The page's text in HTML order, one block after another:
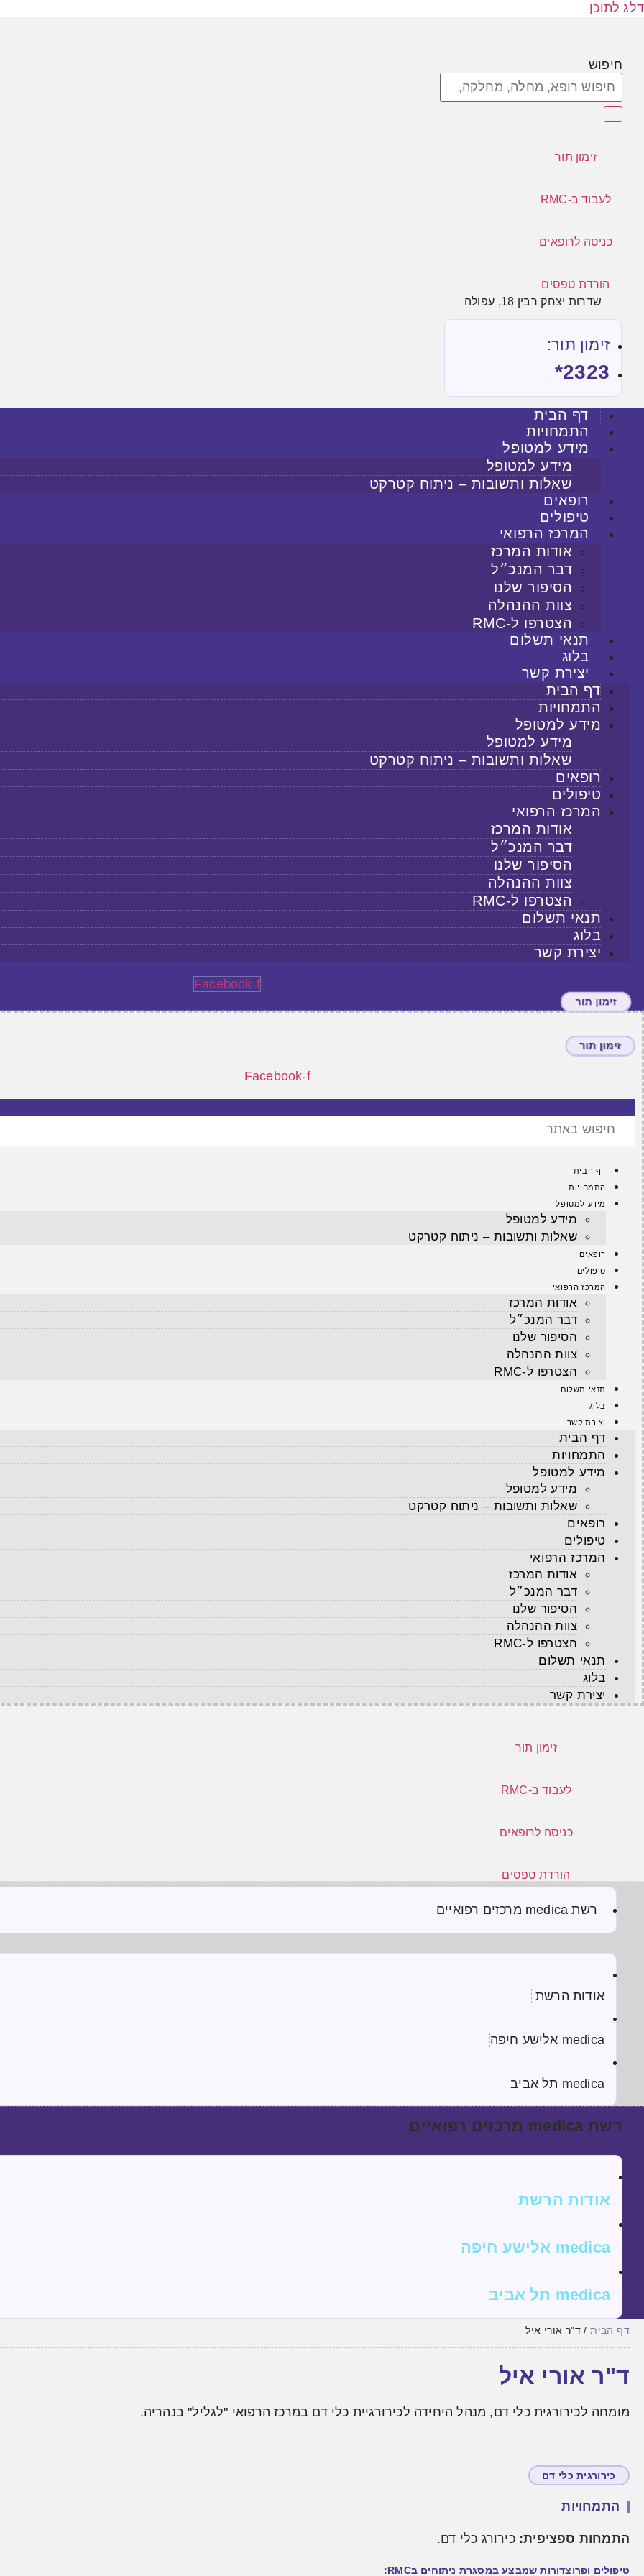
דלג לתוכן
חיפוש
זימון תור
לעבוד ב-RMC
כניסה לרופאים
הורדת טפסים
שדרות יצחק רבין 18, עפולה
זימון תור:
2323*
דף הבית
התמחויות
מידע למטופל
מידע למטופל
שאלות ותשובות – ניתוח קטרקט
רופאים
טיפולים
המרכז הרפואי
אודות המרכז
דבר המנכ״ל
הסיפור שלנו
צוות ההנהלה
הצטרפו ל-RMC
תנאי תשלום
בלוג
יצירת קשר
דף הבית
התמחויות
מידע למטופל
מידע למטופל
שאלות ותשובות – ניתוח קטרקט
רופאים
טיפולים
המרכז הרפואי
אודות המרכז
דבר המנכ״ל
הסיפור שלנו
צוות ההנהלה
הצטרפו ל-RMC
תנאי תשלום
בלוג
יצירת קשר
Facebook-f
זימון תור
זימון תור
Facebook-f
דף הבית
התמחויות
מידע למטופל
מידע למטופל
שאלות ותשובות – ניתוח קטרקט
רופאים
טיפולים
המרכז הרפואי
אודות המרכז
דבר המנכ״ל
הסיפור שלנו
צוות ההנהלה
הצטרפו ל-RMC
תנאי תשלום
בלוג
יצירת קשר
דף הבית
התמחויות
מידע למטופל
מידע למטופל
שאלות ותשובות – ניתוח קטרקט
רופאים
טיפולים
המרכז הרפואי
אודות המרכז
דבר המנכ״ל
הסיפור שלנו
צוות ההנהלה
הצטרפו ל-RMC
תנאי תשלום
בלוג
יצירת קשר
זימון תור
לעבוד ב-RMC
כניסה לרופאים
הורדת טפסים
רשת medica מרכזים רפואיים
אודות הרשת
medica אלישע חיפה
medica תל אביב
רשת medica מרכזים רפואיים
אודות הרשת
medica אלישע חיפה
medica תל אביב
דף הבית/ד"ר אורי איל
ד"ר אורי איל
מומחה לכירורגית כלי דם, מנהל היחידה לכירורגיית כלי דם במרכז הרפואי "לגליל" בנהריה.
כירורגית כלי דם
התמחויות
התמחות ספציפית: כירורג כלי דם.
טיפולים ופרוצדורות שמבצע במסגרת ניתוחים בRMC: